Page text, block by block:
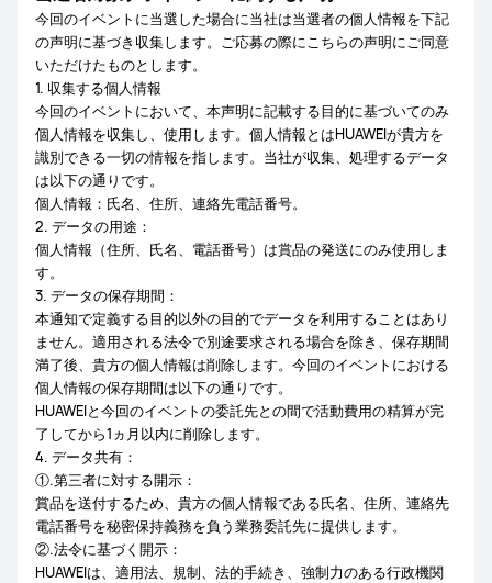
今回のイベントに当選した場合に当社は当選者の個人情報を下記
の声明に基づき収集します。ご応募の際にこちらの声明にご同意
いただけたものとします。
1. 収集する個人情報
今回のイベントにおいて、本声明に記載する目的に基づいてのみ
個人情報を収集し、使用します。個人情報とはHUAWEIが貴方を
識別できる一切の情報を指します。当社が収集、処理するデータ
は以下の通りです。
個人情報：氏名、住所、連絡先電話番号。
2. データの用途：
個人情報（住所、氏名、電話番号）は賞品の発送にのみ使用しま
す。
3. データの保存期間：
本通知で定義する目的以外の目的でデータを利用することはあり
ません。適用される法令で別途要求される場合を除き、保存期間
満了後、貴方の個人情報は削除します。今回のイベントにおける
個人情報の保存期間は以下の通りです。
HUAWEIと今回のイベントの委託先との間で活動費用の精算が完
了してから1ヵ月以内に削除します。
4. データ共有：
①.第三者に対する開示：
賞品を送付するため、貴方の個人情報である氏名、住所、連絡先
電話番号を秘密保持義務を負う業務委託先に提供します。
②.法令に基づく開示：
HUAWEIは、適用法、規制、法的手続き、強制力のある行政機関